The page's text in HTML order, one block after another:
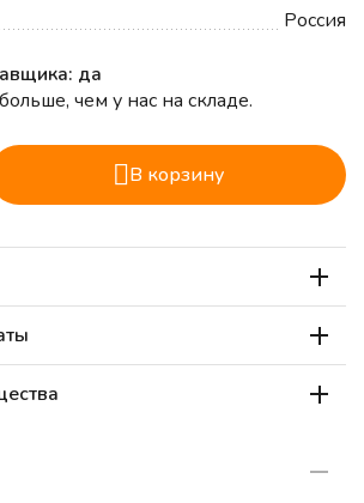
Россия
да
чем у нас на складе.
В корзину